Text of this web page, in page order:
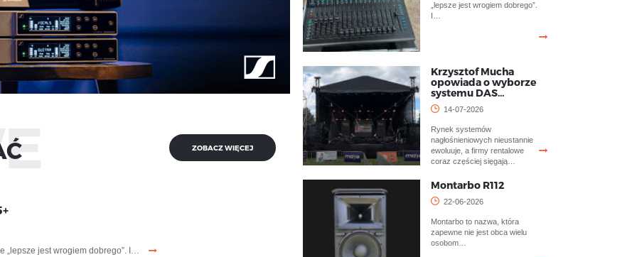
ZOBACZ WIĘCEJ
„lepsze jest wrogiem dobrego”. I…
„lepsze jest wrogiem dobrego”.
I…
Krzysztof Mucha
opowiada o wyborze
systemu DAS…
14-07-2026
Rynek systemów
nagłośnieniowych nieustannie
ewoluuje, a firmy rentalowe
coraz częściej sięgają…
Montarbo R112
22-06-2026
Montarbo to nazwa, która
zapewne nie jest obca wielu
osobom…